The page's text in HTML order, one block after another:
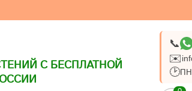
С БЕСПЛАТНОЙ
📞
✉️
🕑